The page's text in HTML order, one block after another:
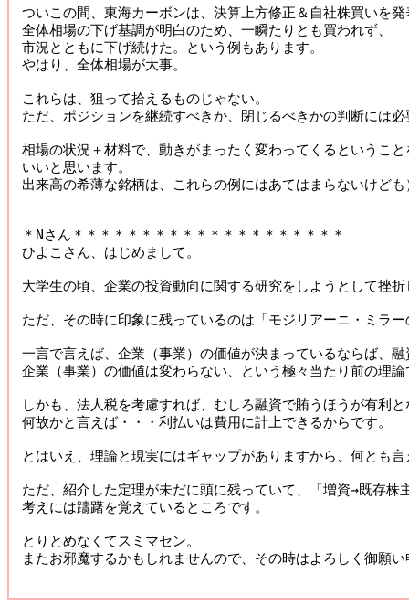
ついこの間、東海カーボンは、決算上方修正＆自社株買いを
全体相場の下げ基調が明白のため、一瞬たりとも買われず、
市況とともに下げ続けた。という例もあります。
やはり、全体相場が大事。
これらは、狙って拾えるものじゃない。
ただ、ポジションを継続すべきか、閉じるべきかの判断には
相場の状況＋材料で、動きがまったく変わってくるというこ
いいと思います。
出来高の希薄な銘柄は、これらの例にはあてはまらないけども
＊Nさん＊＊＊＊＊＊＊＊＊＊＊＊＊＊＊＊＊＊＊＊
ひよこさん、はじめまして。
大学生の頃、企業の投資動向に関する研究をしようとして挫
ただ、その時に印象に残っているのは「モジリアーニ・ミラ
一言で言えば、企業（事業）の価値が決まっているならば、
企業（事業）の価値は変わらない、という極々当たり前の理論
しかも、法人税を考慮すれば、むしろ融資で賄うほうが有利
何故かと言えば・・・利払いは費用に計上できるからです。
とはいえ、理論と現実にはギャップがありますから、何とも
ただ、紹介した定理が未だに頭に残っていて、「増資→既存株
考えには躊躇を覚えているところです。
とりとめなくてスミマセン。
またお邪魔するかもしれませんので、その時はよろしく御願